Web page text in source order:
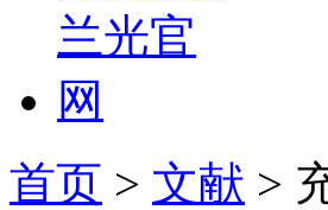
首页 > 文献 >